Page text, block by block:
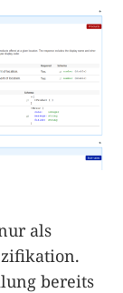
als
bereits